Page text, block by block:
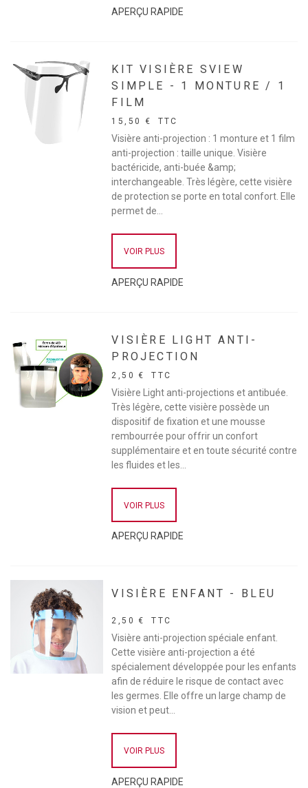
APERÇU RAPIDE
KIT VISIÈRE SVIEW
SIMPLE - 1 MONTURE / 1
FILM
15,50 € TTC
Visière anti-projection : 1 monture et 1 film
anti-projection : taille unique. Visière
bactéricide, anti-buée &amp;
interchangeable. Très légère, cette visière
de protection se porte en total confort. Elle
permet de...
VOIR PLUS
APERÇU RAPIDE
VISIÈRE LIGHT ANTI-
PROJECTION
2,50 € TTC
Visière Light anti-projections et antibuée.
Très légère, cette visière possède un
dispositif de fixation et une mousse
rembourrée pour offrir un confort
supplémentaire et en toute sécurité contre
les fluides et les...
VOIR PLUS
APERÇU RAPIDE
VISIÈRE ENFANT - BLEU
2,50 € TTC
Visière anti-projection spéciale enfant.
Cette visière anti-projection a été
spécialement développée pour les enfants
afin de réduire le risque de contact avec
les germes. Elle offre un large champ de
vision et peut...
VOIR PLUS
APERÇU RAPIDE